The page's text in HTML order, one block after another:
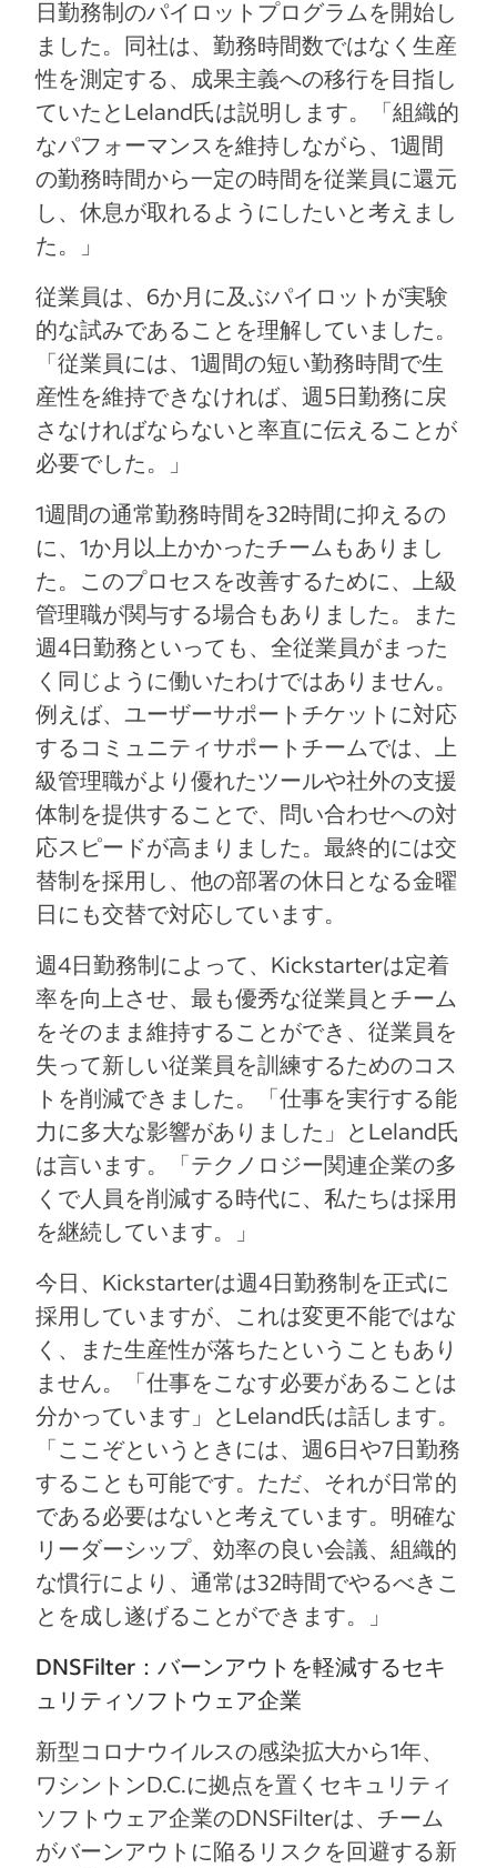
日勤務制のパイロットプログラムを開始し
ました。同社は、勤務時間数ではなく生産
性を測定する、成果主義への移行を目指し
ていたとLeland氏は説明します。「組織的
なパフォーマンスを維持しながら、1週間
の勤務時間から一定の時間を従業員に還元
し、休息が取れるようにしたいと考えまし
た。」
従業員は、6か月に及ぶパイロットが実験
的な試みであることを理解していました。
「従業員には、1週間の短い勤務時間で生
産性を維持できなければ、週5日勤務に戻
さなければならないと率直に伝えることが
必要でした。」
1週間の通常勤務時間を32時間に抑えるの
に、1か月以上かかったチームもありまし
た。このプロセスを改善するために、上級
管理職が関与する場合もありました。また
週4日勤務といっても、全従業員がまった
く同じように働いたわけではありません。
例えば、ユーザーサポートチケットに対応
するコミュニティサポートチームでは、上
級管理職がより優れたツールや社外の支援
体制を提供することで、問い合わせへの対
応スピードが高まりました。最終的には交
替制を採用し、他の部署の休日となる金曜
日にも交替で対応しています。
週4日勤務制によって、Kickstarterは定着
率を向上させ、最も優秀な従業員とチーム
をそのまま維持することができ、従業員を
失って新しい従業員を訓練するためのコス
トを削減できました。「仕事を実行する能
力に多大な影響がありました」とLeland氏
は言います。「テクノロジー関連企業の多
くで人員を削減する時代に、私たちは採用
を継続しています。」
今日、Kickstarterは週4日勤務制を正式に
採用していますが、これは変更不能ではな
く、また生産性が落ちたということもあり
ません。「仕事をこなす必要があることは
分かっています」とLeland氏は話します。
「ここぞというときには、週6日や7日勤務
することも可能です。ただ、それが日常的
である必要はないと考えています。明確な
リーダーシップ、効率の良い会議、組織的
な慣行により、通常は32時間でやるべきこ
とを成し遂げることができます。」
DNSFilter：バーンアウトを軽減するセキ
ュリティソフトウェア企業
新型コロナウイルスの感染拡大から1年、
ワシントンD.C.に拠点を置くセキュリティ
ソフトウェア企業のDNSFilterは、チーム
がバーンアウトに陥るリスクを回避する新